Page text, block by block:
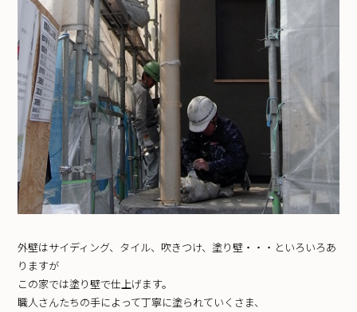
外壁はサイディング、タイル、吹きつけ、塗り壁・・・といろいろあ
りますが
この家では塗り壁で仕上げます。
職人さんたちの手によって丁寧に塗られていくさま、